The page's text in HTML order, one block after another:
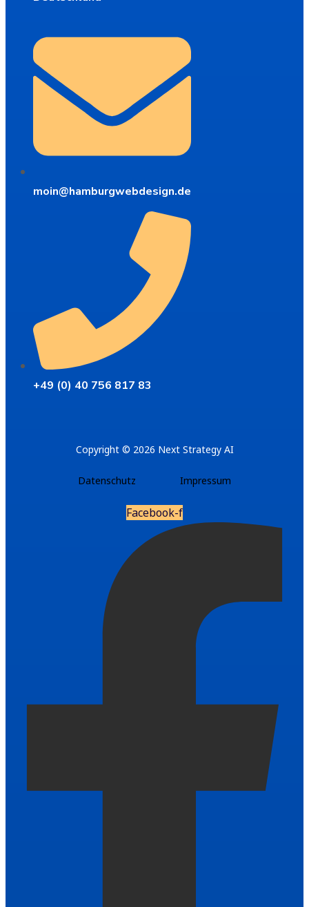
moin@hamburgwebdesign.de
+49 (0) 40 756 817 83
Copyright © 2026 Next Strategy AI
Datenschutz Impressum
Facebook-f